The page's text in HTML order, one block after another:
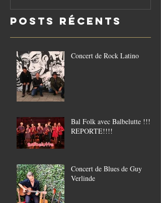
le vendredi
21/8
Posts Récents
Concert de Rock Latino
Bal Folk avec Balbelutte !!!!
REPORTE!!!!
Concert de Blues de Guy
Verlinde